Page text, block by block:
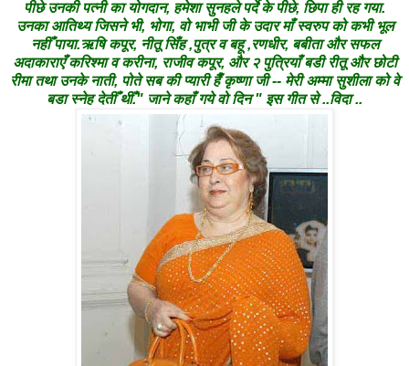
पीछे उनकी पत्नी का योगदान, हमेशा सुनहले पर्दे के पीछे, छिपा ही रह गया.
उनका आतिथ्य जिसने भी, भोगा, वो भाभी जी के उदार माँ स्वरुप को कभी भूल
नहीँ पाया.ऋषि कपूर, नीतू सिँह ,पुत्र व बहू ,रणधीर, बबीता और सफल
अदाकाराएँ करिश्मा व करीना, राजीव कपूर, और २ पुत्रियाँ बडी रीतू और छोटी
रीमा तथा उनके नाती, पोते सब की प्यारी हैँ कृष्णा जी -- मेरी अम्मा सुशीला को वे
बडा स्नेह देतीँ थीँ." जाने कहाँ गये वो दिन " इस गीत से ..विदा ..